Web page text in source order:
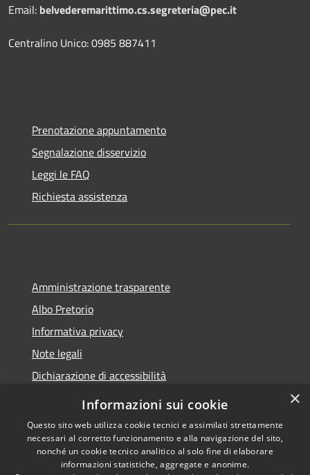
Email: belvederemarittimo.cs.segreteria@pec.it
Centralino Unico: 0985 887411
Prenotazione appuntamento
Segnalazione disservizio
Leggi le FAQ
Richiesta assistenza
Amministrazione trasparente
Albo Pretorio
Informativa privacy
Note legali
Dichiarazione di accessibilità
RSS
Accessibilità
Copyright © 2026 • Comune di
Belvedere Marittimo •
×
Informazioni sui cookie
Questo sito web utilizza cookie tecnici e assimilati strettamente
necessari al corretto funzionamento e alla navigazione del sito,
nonché un cookie tecnico analitico al solo fine di elaborare
informazioni statistiche, aggregate e anonime.